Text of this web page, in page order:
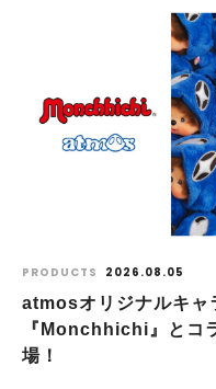
PRODUCTS 2026.08.05
atmosオリジナルキャ
『Monchhichi』とコ
場！